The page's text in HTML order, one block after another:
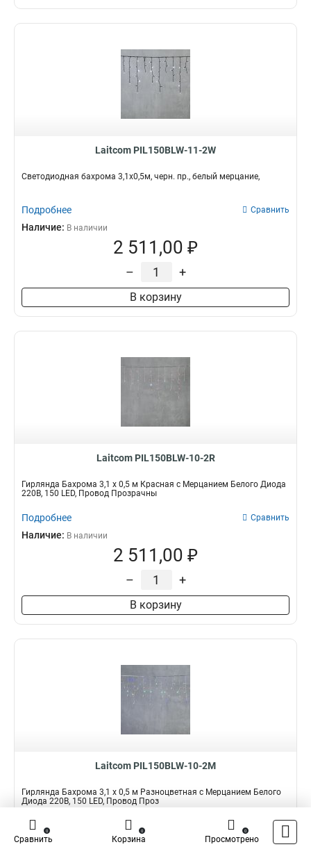
Laitcom PIL150BLW-11-2W
Светодиодная бахрома 3,1x0,5м, черн. пр., белый мерцание,
Подробнее Сравнить
Наличие: В наличии
2 511,00 ₽
– +
В корзину
Laitcom PIL150BLW-10-2R
Гирлянда Бахрома 3,1 x 0,5 м Красная с Мерцанием Белого Диода
220В, 150 LED, Провод Прозрачны
Подробнее Сравнить
Наличие: В наличии
2 511,00 ₽
– +
В корзину
Laitcom PIL150BLW-10-2M
Гирлянда Бахрома 3,1 x 0,5 м Разноцветная с Мерцанием Белого
Диода 220В, 150 LED, Провод Проз
Подробнее Сравнить
Наличие:
Сравнить
0
Корзина
0
Просмотрено
0